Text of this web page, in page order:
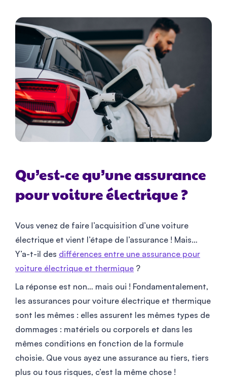
Qu’est-ce qu’une assurance
pour voiture électrique ?
Vous venez de faire l’acquisition d’une voiture
électrique et vient l’étape de l’assurance ! Mais…
Y’a-t-il des différences entre une assurance pour
voiture électrique et thermique ?
La réponse est non… mais oui ! Fondamentalement,
les assurances pour voiture électrique et thermique
sont les mêmes : elles assurent les mêmes types de
dommages : matériels ou corporels et dans les
mêmes conditions en fonction de la formule
choisie. Que vous ayez une assurance au tiers, tiers
plus ou tous risques, c’est la même chose !